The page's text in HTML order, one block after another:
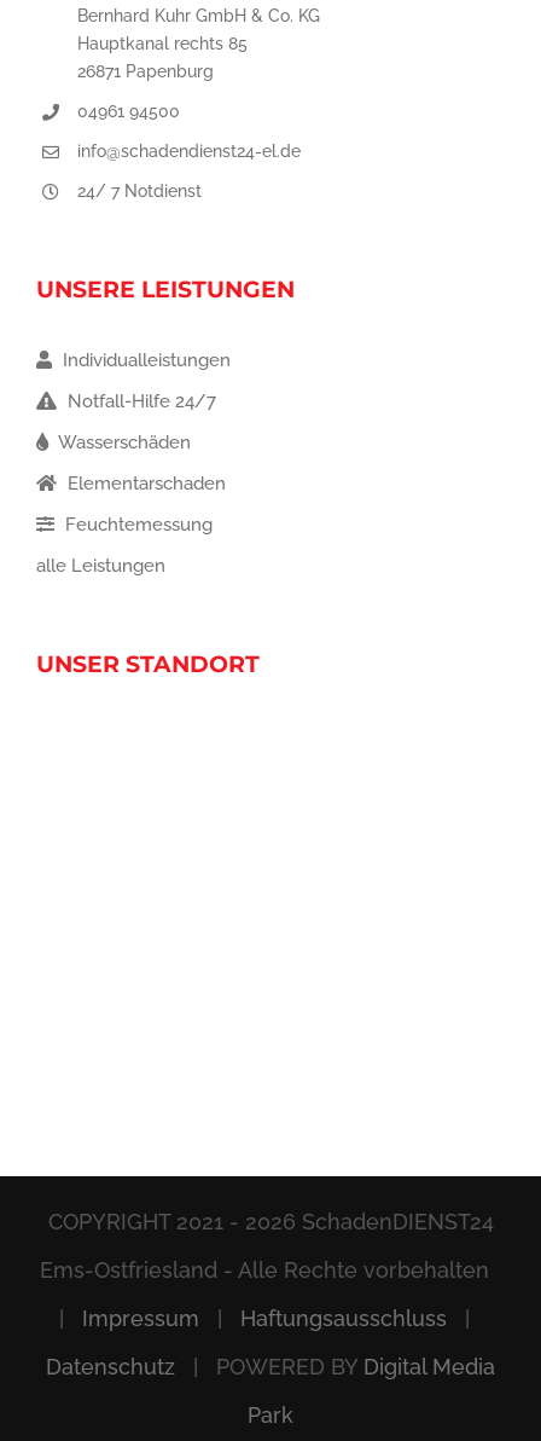
Bernhard Kuhr GmbH & Co. KG
Hauptkanal rechts 85
26871 Papenburg
04961 94500
info@schadendienst24-el.de
24/ 7 Notdienst
UNSERE LEISTUNGEN
Individualleistungen
Notfall-Hilfe 24/7
Wasserschäden
Elementarschaden
Feuchtemessung
alle Leistungen
UNSER STANDORT
COPYRIGHT 2021 - 2026 SchadenDIENST24
Ems-Ostfriesland - Alle Rechte vorbehalten
| Impressum | Haftungsausschluss |
Datenschutz | POWERED BY Digital Media
Park